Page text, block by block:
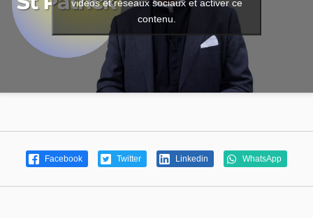
vidéos et réseaux sociaux et activer ce
contenu.
Facebook Twitter Linkedin WhatsApp